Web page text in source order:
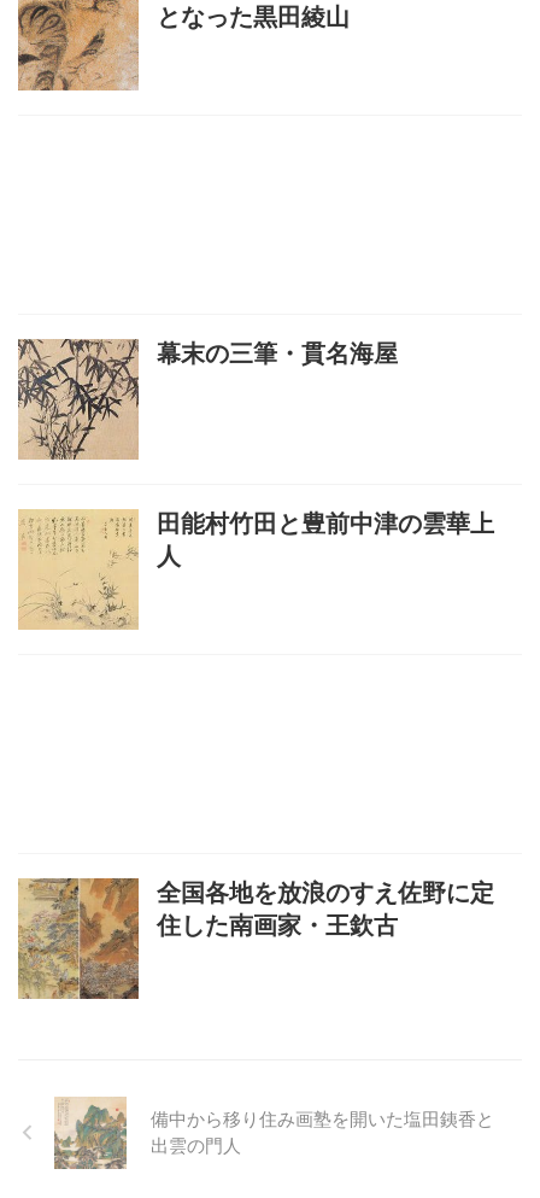
となった黒田綾山
幕末の三筆・貫名海屋
田能村竹田と豊前中津の雲華上
人
全国各地を放浪のすえ佐野に定
住した南画家・王欽古
備中から移り住み画塾を開いた塩田銕香と
出雲の門人